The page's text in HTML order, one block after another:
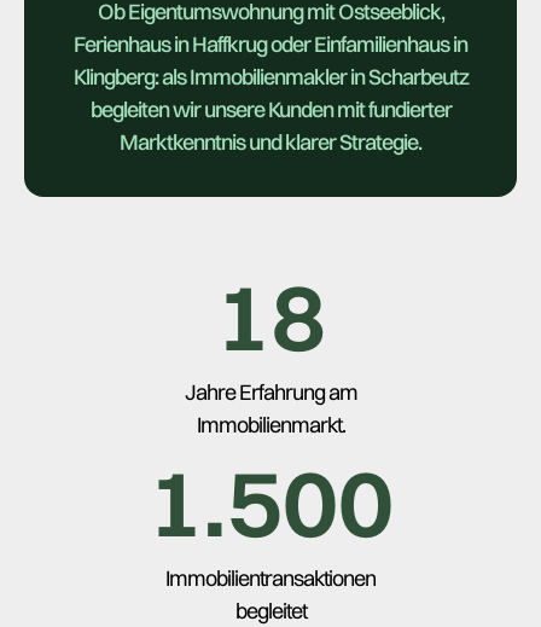
Ob Eigentumswohnung mit Ostseeblick,
Ferienhaus in Haffkrug oder Einfamilienhaus in
Klingberg: als Immobilienmakler in Scharbeutz
begleiten wir unsere Kunden mit fundierter
Marktkenntnis und klarer Strategie.
18
Jahre Erfahrung am
Immobilienmarkt.
1.500
Immobilientransaktionen
begleitet